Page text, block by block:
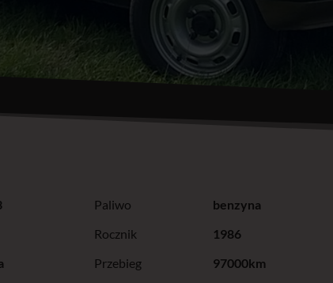
Paliwo
benzyna
Rocznik
1986
Przebieg
97000km